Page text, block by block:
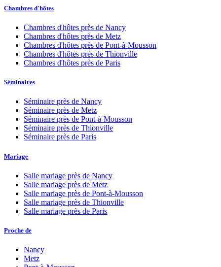
Chambres d'hôtes
Chambres d'hôtes près de Nancy
Chambres d'hôtes près de Metz
Chambres d'hôtes près de Pont-à-Mousson
Chambres d'hôtes près de Thionville
Chambres d'hôtes près de Paris
Séminaires
Séminaire près de Nancy
Séminaire près de Metz
Séminaire près de Pont-à-Mousson
Séminaire près de Thionville
Séminaire près de Paris
Mariage
Salle mariage près de Nancy
Salle mariage près de Metz
Salle mariage près de Pont-à-Mousson
Salle mariage près de Thionville
Salle mariage près de Paris
Proche de
Nancy
Metz